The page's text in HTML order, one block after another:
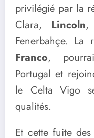
privilégié par la
Clara, Lincoln,
Fenerbahçe. La
Franco,
Portugal et
le Celta Vigo
qualités.
Et cette fuite